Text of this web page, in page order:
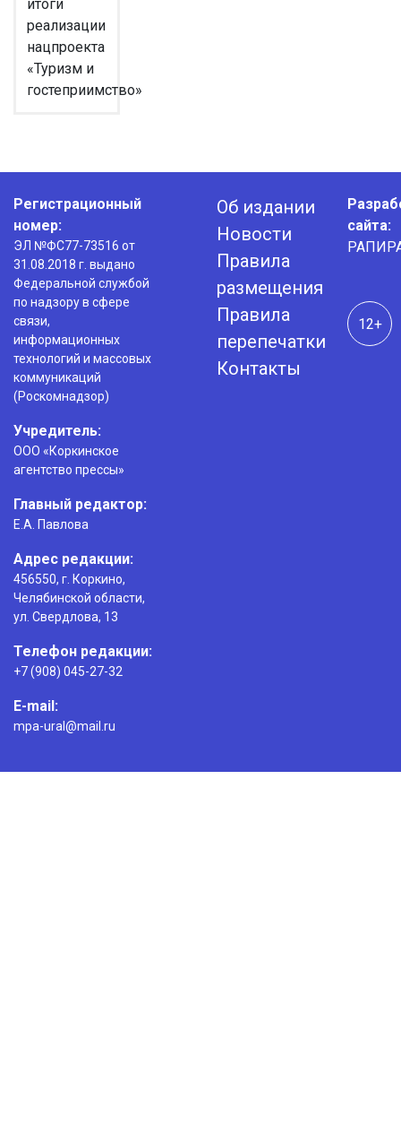
итоги
реализации
нацпроекта
«Туризм и
гостеприимство»
Регистрационный
номер:
ЭЛ №ФС77-73516 от
31.08.2018 г. выдано
Федеральной службой
по надзору в сфере
связи,
информационных
технологий и массовых
коммуникаций
(Роскомнадзор)
Учредитель:
ООО «Коркинское
агентство прессы»
Главный редактор:
Е.А. Павлова
Адрес редакции:
456550, г. Коркино,
Челябинской области,
ул. Свердлова, 13
Телефон редакции:
+7 (908) 045-27-32
E-mail:
mpa-ural@mail.ru
Об издании
Новости
Правила
размещения
Правила
перепечатки
Контакты
сайта:
12+